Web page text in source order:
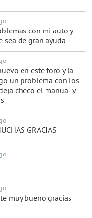
con mi auto y
sea de gran ayuda .
en este foro y la
un problema con los
checo el manual y
GRACIAS
muy bueno gracias